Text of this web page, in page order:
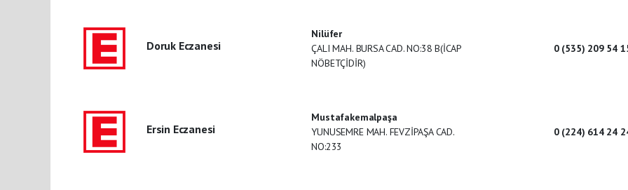
Doruk Eczanesi
Nilüfer
ÇALI MAH. BURSA CAD. NO:38 B(İCAP
NÖBETÇİDİR)
0 (535) 209 54
Ersin Eczanesi
Mustafakemalpaşa
YUNUSEMRE MAH. FEVZİPAŞA CAD.
NO:233
0 (224) 614 24